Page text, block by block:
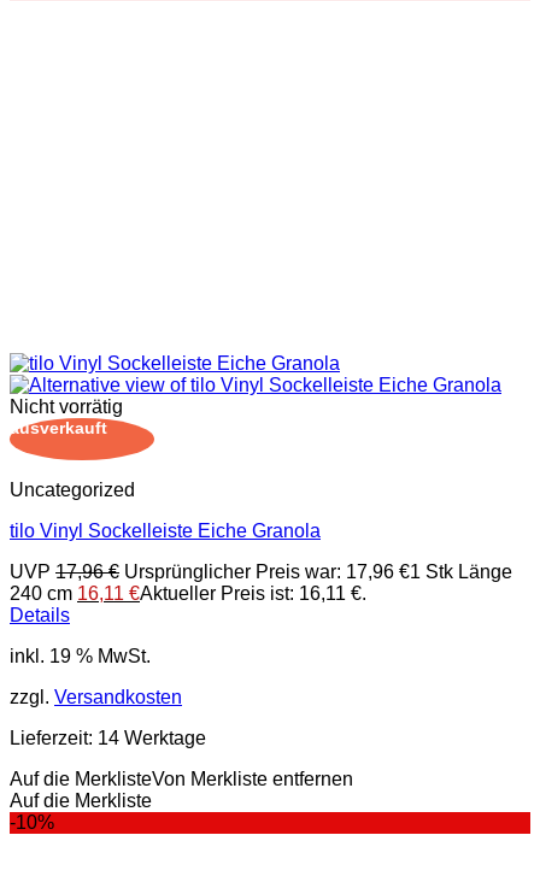
Nicht vorrätig
ausverkauft
Uncategorized
tilo Vinyl Sockelleiste Eiche Granola
UVP 17,96€ Ursprünglicher Preis war: 17,96 €1 Stk Länge
240 cm 16,11 €Aktueller Preis ist: 16,11 €.
Details
inkl. 19 % MwSt.
zzgl. Versandkosten
Lieferzeit: 14 Werktage
Auf die MerklisteVon Merkliste entfernen
Auf die Merkliste
-10%